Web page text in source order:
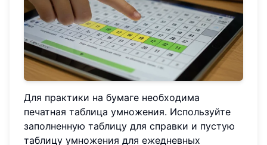
Для практики на бумаге необходима
печатная таблица умножения. Используйте
заполненную таблицу для справки и пустую
таблицу умножения для ежедневных